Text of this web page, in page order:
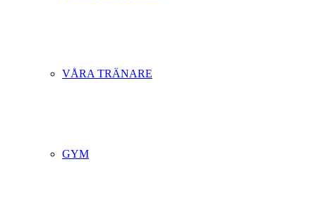
VÅRA TRÄNARE
GYM